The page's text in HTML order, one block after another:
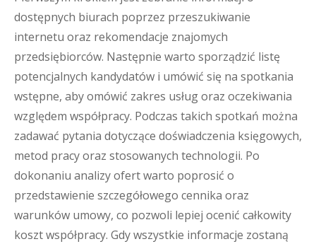
dostępnych biurach poprzez przeszukiwanie
internetu oraz rekomendacje znajomych
przedsiębiorców. Następnie warto sporządzić listę
potencjalnych kandydatów i umówić się na spotkania
wstępne, aby omówić zakres usług oraz oczekiwania
względem współpracy. Podczas takich spotkań można
zadawać pytania dotyczące doświadczenia księgowych,
metod pracy oraz stosowanych technologii. Po
dokonaniu analizy ofert warto poprosić o
przedstawienie szczegółowego cennika oraz
warunków umowy, co pozwoli lepiej ocenić całkowity
koszt współpracy. Gdy wszystkie informacje zostaną